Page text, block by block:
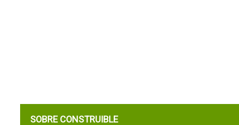
SOBRE CONSTRUIBLE